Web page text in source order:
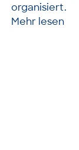
organisiert.
Mehr lesen